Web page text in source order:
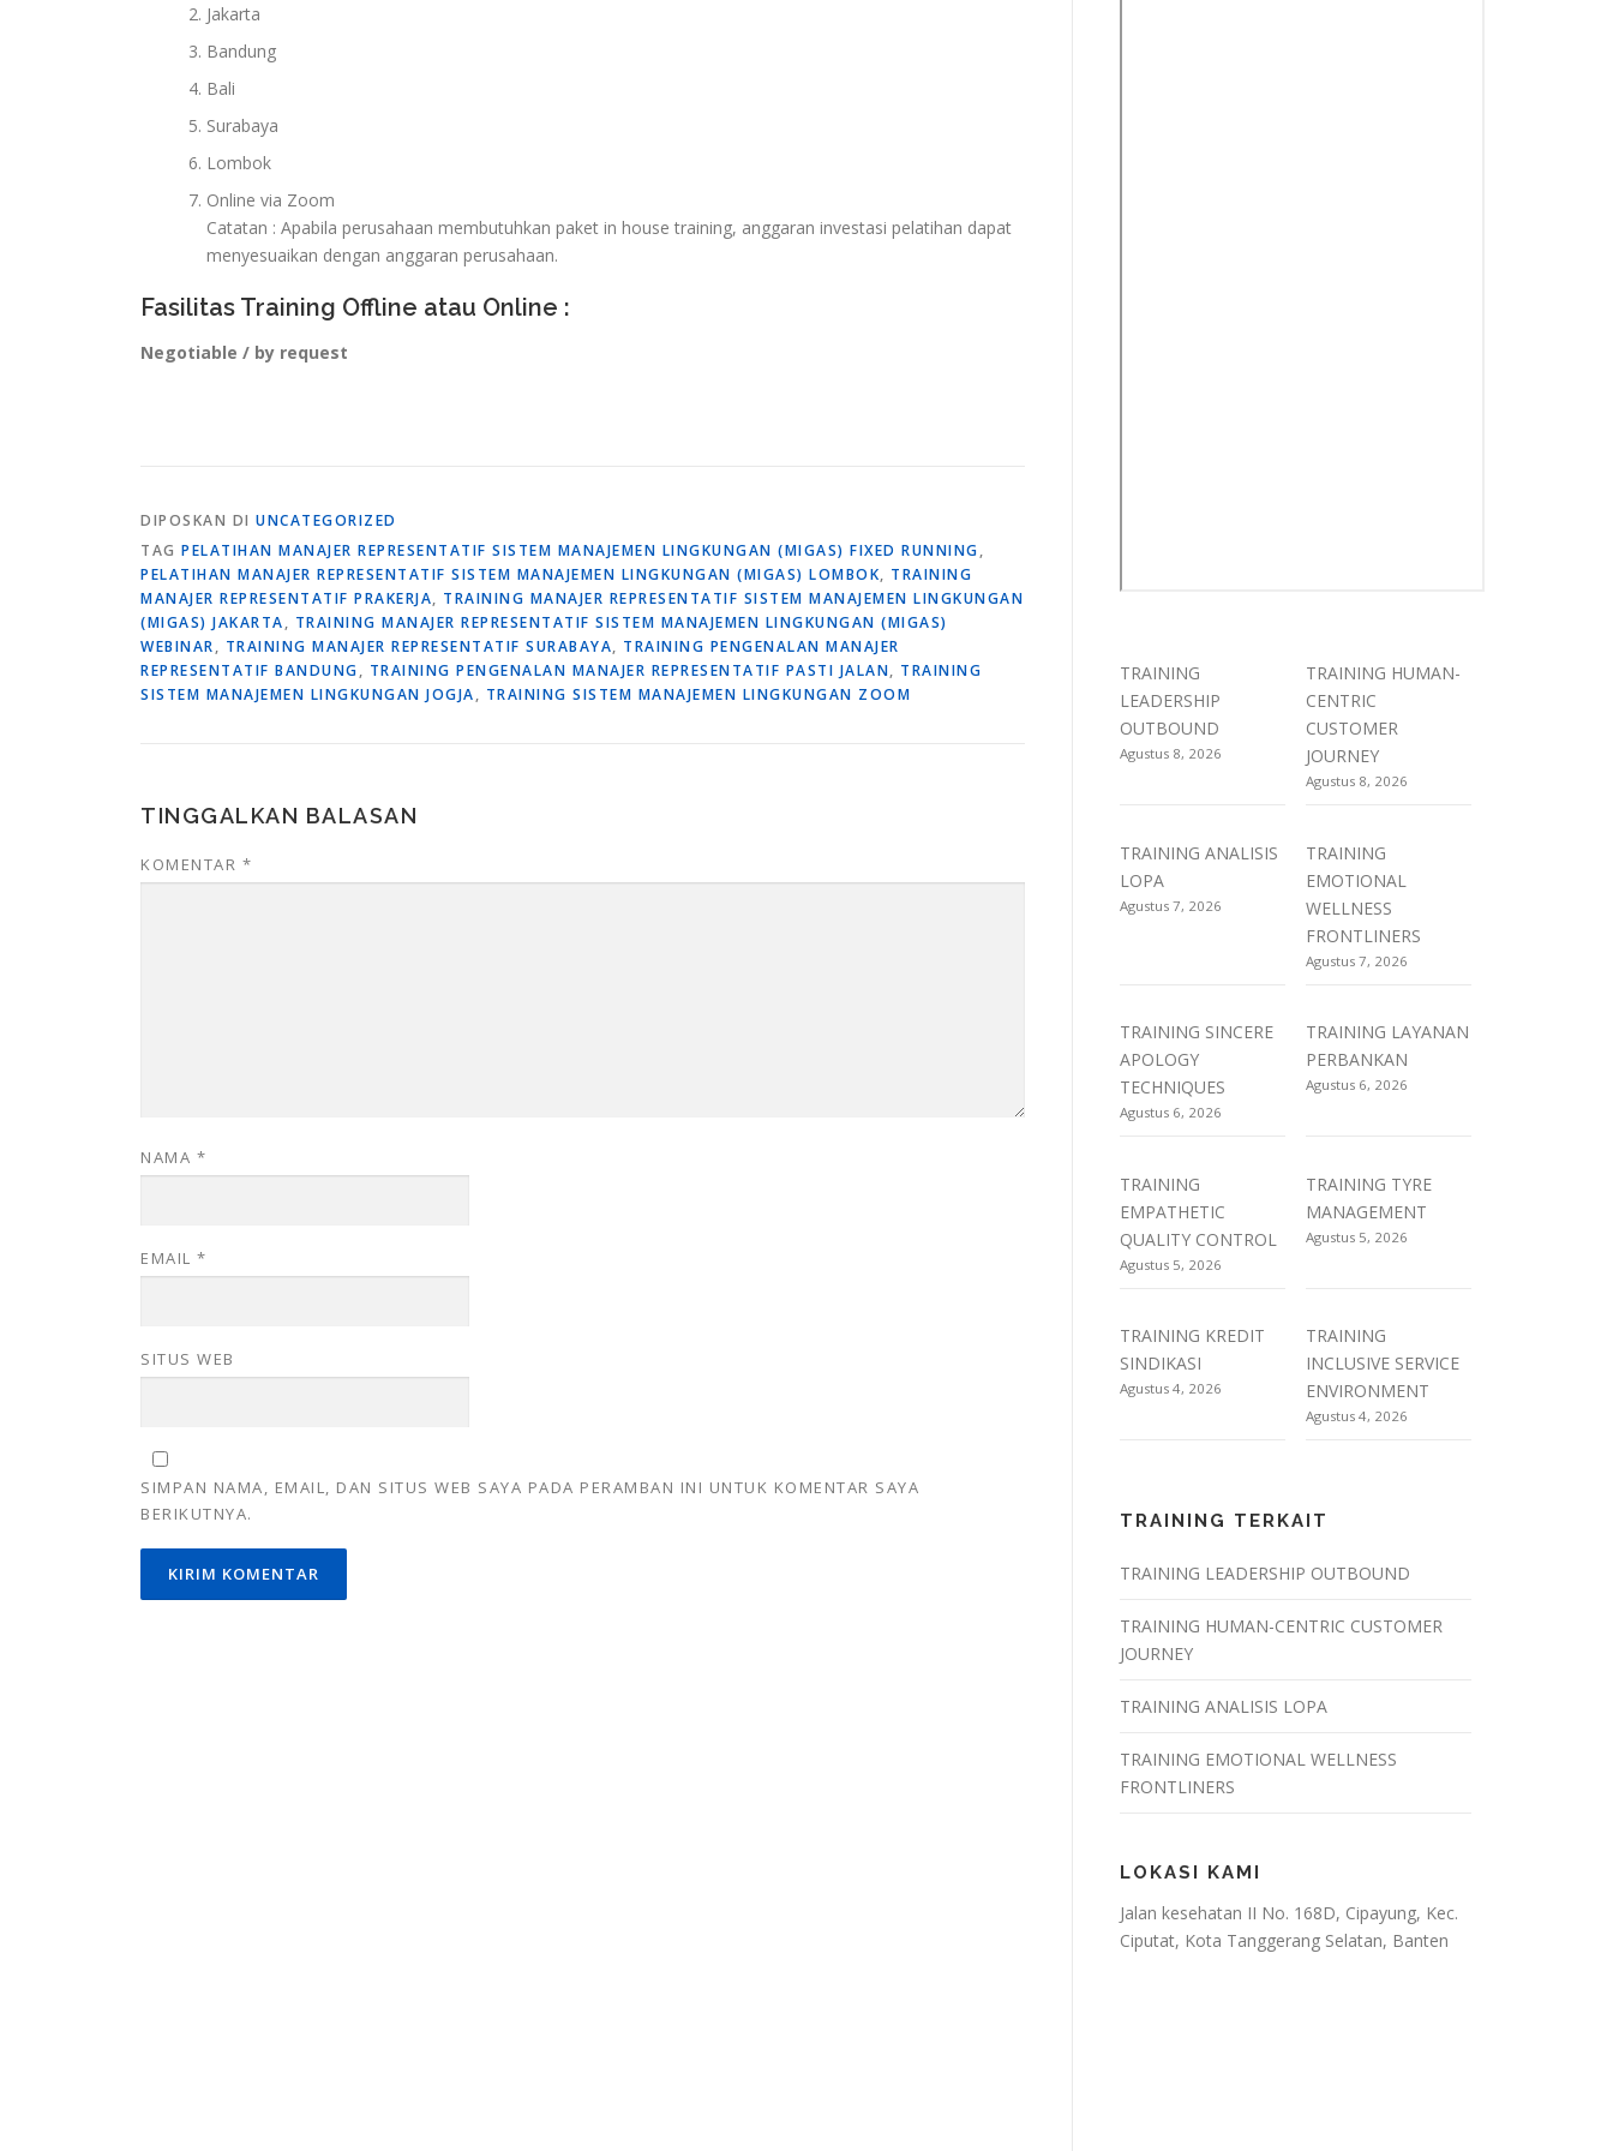
Jakarta
Bandung
Bali
Surabaya
Lombok
Online via Zoom
Catatan : Apabila perusahaan membutuhkan paket in house training, anggaran investasi pelatihan dapat
menyesuaikan dengan anggaran perusahaan.
Fasilitas Training Offline atau Online :
Negotiable / by request
DIPOSKAN DI UNCATEGORIZED
TAG PELATIHAN MANAJER REPRESENTATIF SISTEM MANAJEMEN LINGKUNGAN (MIGAS) FIXED RUNNING,
PELATIHAN MANAJER REPRESENTATIF SISTEM MANAJEMEN LINGKUNGAN (MIGAS) LOMBOK, TRAINING
MANAJER REPRESENTATIF PRAKERJA, TRAINING MANAJER REPRESENTATIF SISTEM MANAJEMEN LINGKUNGAN
(MIGAS) JAKARTA, TRAINING MANAJER REPRESENTATIF SISTEM MANAJEMEN LINGKUNGAN (MIGAS)
WEBINAR, TRAINING MANAJER REPRESENTATIF SURABAYA, TRAINING PENGENALAN MANAJER
REPRESENTATIF BANDUNG, TRAINING PENGENALAN MANAJER REPRESENTATIF PASTI JALAN, TRAINING
SISTEM MANAJEMEN LINGKUNGAN JOGJA, TRAINING SISTEM MANAJEMEN LINGKUNGAN ZOOM
TINGGALKAN BALASAN
KOMENTAR *
NAMA *
EMAIL *
SITUS WEB
SIMPAN NAMA, EMAIL, DAN SITUS WEB SAYA PADA PERAMBAN INI UNTUK KOMENTAR SAYA
BERIKUTNYA.
TRAINING
LEADERSHIP
OUTBOUND
Agustus 8, 2026
TRAINING HUMAN-
CENTRIC
CUSTOMER
JOURNEY
Agustus 8, 2026
TRAINING ANALISIS
LOPA
Agustus 7, 2026
TRAINING
EMOTIONAL
WELLNESS
FRONTLINERS
Agustus 7, 2026
TRAINING SINCERE
APOLOGY
TECHNIQUES
Agustus 6, 2026
TRAINING LAYANAN
PERBANKAN
Agustus 6, 2026
TRAINING
EMPATHETIC
QUALITY CONTROL
Agustus 5, 2026
TRAINING TYRE
MANAGEMENT
Agustus 5, 2026
TRAINING KREDIT
SINDIKASI
Agustus 4, 2026
TRAINING
INCLUSIVE SERVICE
ENVIRONMENT
Agustus 4, 2026
TRAINING TERKAIT
TRAINING LEADERSHIP OUTBOUND
TRAINING HUMAN-CENTRIC CUSTOMER
JOURNEY
TRAINING ANALISIS LOPA
TRAINING EMOTIONAL WELLNESS
FRONTLINERS
LOKASI KAMI
Jalan kesehatan II No. 168D, Cipayung, Kec.
Ciputat, Kota Tanggerang Selatan, Banten